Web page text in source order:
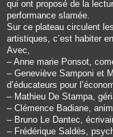
qui ont proposé de la
performance slamée.
Sur ce plateau circulent
artistiques, c’est habiter
Avec,
– Anne marie Ponsot,
– Geneviève Samponi et
d’éducateurs pour
– Mathieu De Stampa,
– Clémence Badiane,
– Bruno Le Dantec,
– Frédérique Saldès,